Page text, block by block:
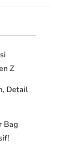
Z
Detail
Bag